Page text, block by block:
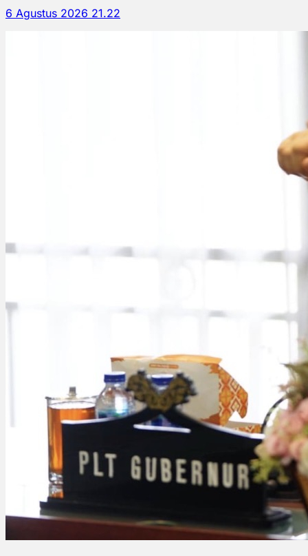
6 Agustus 2026 21.22